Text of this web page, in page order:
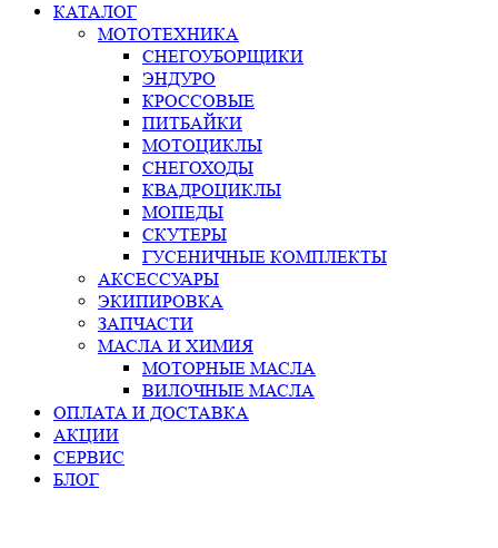
КАТАЛОГ
МОТОТЕХНИКА
СНЕГОУБОРЩИКИ
ЭНДУРО
КРОССОВЫЕ
ПИТБАЙКИ
МОТОЦИКЛЫ
СНЕГОХОДЫ
КВАДРОЦИКЛЫ
МОПЕДЫ
СКУТЕРЫ
ГУСЕНИЧНЫЕ КОМПЛЕКТЫ
АКСЕССУАРЫ
ЭКИПИРОВКА
ЗАПЧАСТИ
МАСЛА И ХИМИЯ
МОТОРНЫЕ МАСЛА
ВИЛОЧНЫЕ МАСЛА
ОПЛАТА И ДОСТАВКА
АКЦИИ
СЕРВИС
БЛОГ